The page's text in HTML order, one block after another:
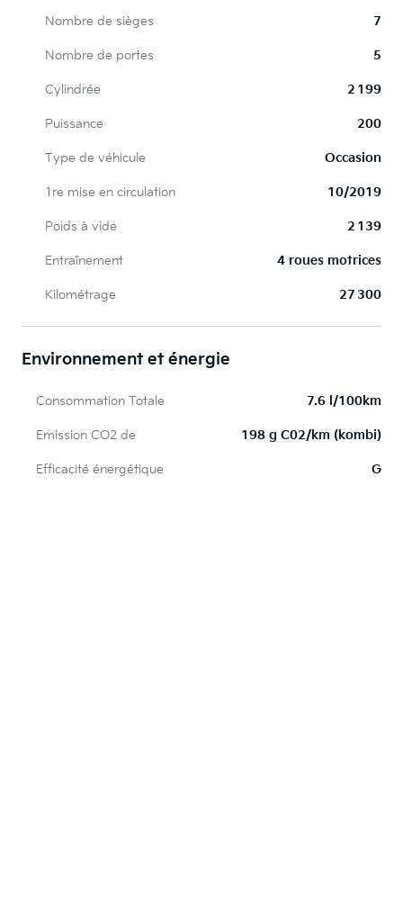
Nombre de sièges 7
Nombre de portes 5
Cylindrée 2 199
Puissance 200
Type de véhicule Occasion
1re mise en circulation 10/2019
Poids à vide 2 139
Entraînement 4 roues motrices
Kilométrage 27 300
Environnement et énergie
Consommation Totale 7.6 l/100km
Emission CO2 de 198 g C02/km (kombi)
Efficacité énergétique G